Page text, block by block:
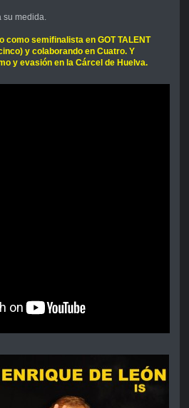
su medida.
semifinalista en GOT TALENT
y colaborando en Cuatro. Y
y evasión en la Cárcel de Huelva.